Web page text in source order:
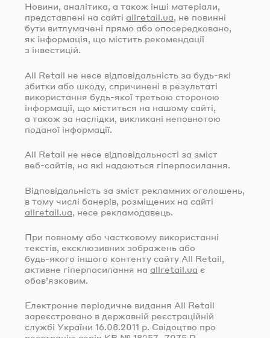
Новини, аналітика, а також інші матеріали,
представлені на сайті allretail.ua, не повинні
бути витлумачені прямо або опосередковано,
як інформація, що містить рекомендації
з інвестицій.
All Retail не несе відповідальність за будь-які
збитки або шкоду, спричинені в результаті
використання будь-якої третьою стороною
інформації, що міститься на нашому сайті,
а також за наслідки, викликані неповнотою
поданої інформації.
All Retail не несе відповідальності за зміст
веб-сайтів, на які надаються гіперпосилання.
Відповідальність за зміст рекламних оголошень,
в тому числі банерів, розміщених на сайті
allretail.ua , несе рекламодавець.
При повному або частковому використанні
текстів, ексклюзивних зображень або
будь-якого іншого контенту сайту All Retail,
активне гіперпосилання на allretail.ua є
обов’язковим.
Електронне періодичне видання All Retail
зареєстровано в державній реєстраційній
службі України 16.08.2011 р. Свідоцтво про